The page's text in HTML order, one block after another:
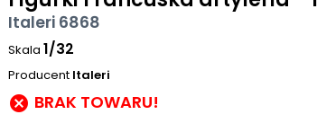
Italeri 6868
Skala 1/32
Producent Italeri
 BRAK TOWARU!